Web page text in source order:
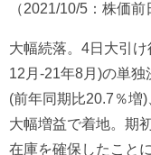
（2021/10/5：株価前
大幅続落。4日大引
12月-21年8月)の単
(前年同期比20.7％増
大幅増益で着地。期
在庫を確保したこと